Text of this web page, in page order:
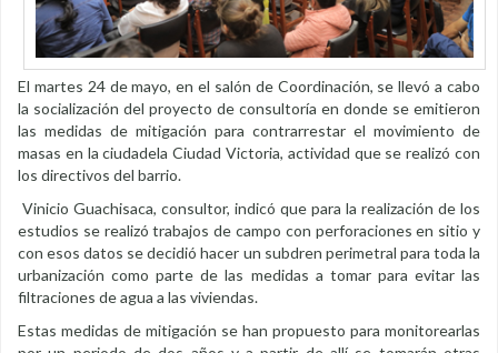
El martes 24 de mayo, en el salón de Coordinación, se llevó a cabo
la socialización del proyecto de consultoría en donde se emitieron
las medidas de mitigación para contrarrestar el movimiento de
masas en la ciudadela Ciudad Victoria, actividad que se realizó con
los directivos del barrio.
Vinicio Guachisaca, consultor, indicó que para la realización de los
estudios se realizó trabajos de campo con perforaciones en sitio y
con esos datos se decidió hacer un subdren perimetral para toda la
urbanización como parte de las medidas a tomar para evitar las
filtraciones de agua a las viviendas.
Estas medidas de mitigación se han propuesto para monitorearlas